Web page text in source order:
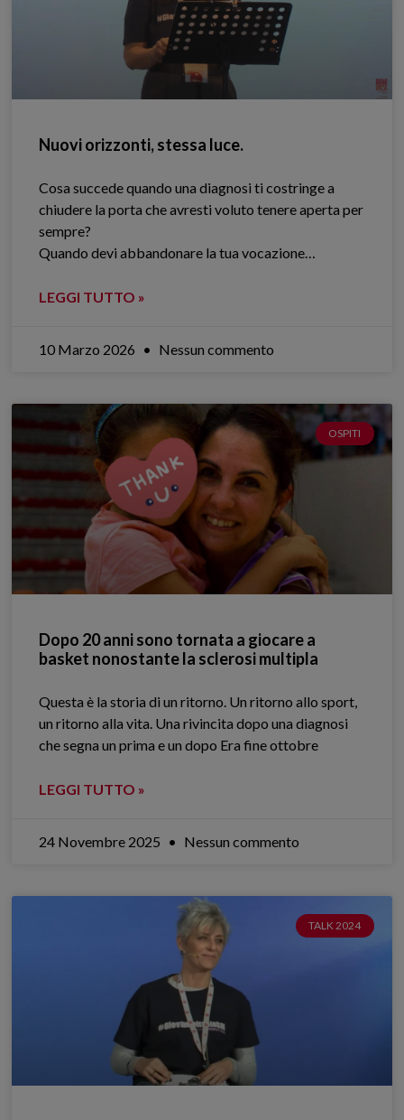
Nuovi orizzonti, stessa luce.
Cosa succede quando una diagnosi ti costringe a
chiudere la porta che avresti voluto tenere aperta per
sempre?
Quando devi abbandonare la tua vocazione…
LEGGI TUTTO »
10 Marzo 2026 Nessun commento
OSPITI
Dopo 20 anni sono tornata a giocare a
basket nonostante la sclerosi multipla
Questa è la storia di un ritorno. Un ritorno allo sport,
un ritorno alla vita. Una rivincita dopo una diagnosi
che segna un prima e un dopo Era fine ottobre
LEGGI TUTTO »
24 Novembre 2025 Nessun commento
TALK 2024